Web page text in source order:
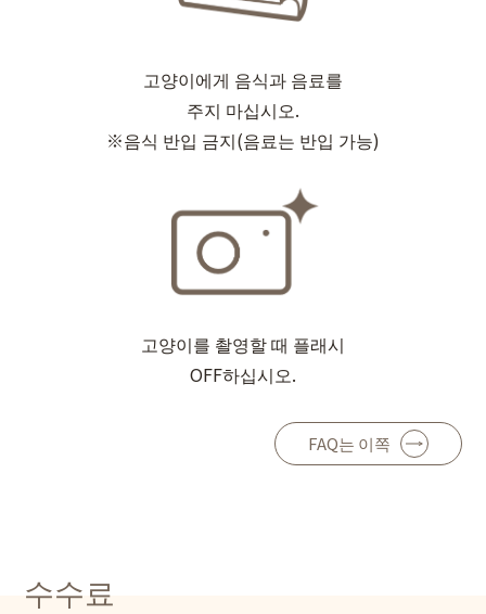
고양이에게 음식과 음료를
주지 마십시오.
※음식 반입 금지(음료는 반입 가능)
고양이를 촬영할 때 플래시
OFF하십시오.
FAQ는 이쪽
수수료